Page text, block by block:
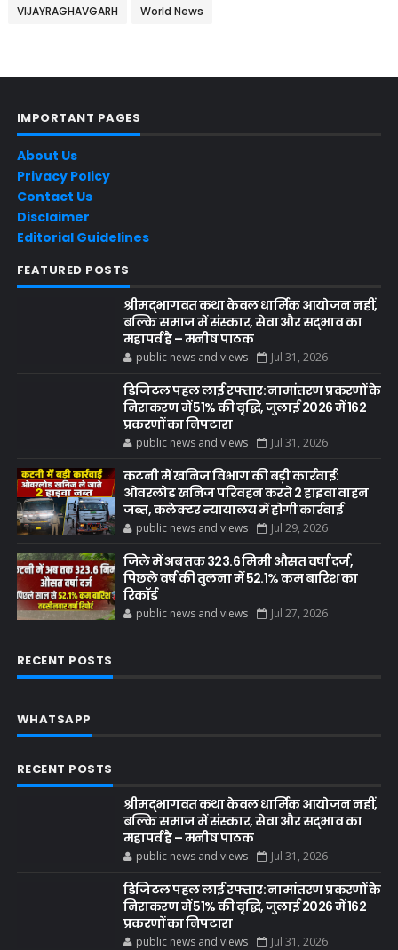
VIJAYRAGHAVGARH World News
IMPORTANT PAGES
About Us
Privacy Policy
Contact Us
Disclaimer
Editorial Guidelines
FEATURED POSTS
श्रीमद्भागवत कथा केवल धार्मिक आयोजन नहीं,
बल्कि समाज में संस्कार, सेवा और सद्भाव का
महापर्व है – मनीष पाठक
public news and views Jul 31, 2026
डिजिटल पहल लाई रफ्तार: नामांतरण प्रकरणों के
निराकरण में 51% की वृद्धि, जुलाई 2026 में 162
प्रकरणों का निपटारा
public news and views Jul 31, 2026
कटनी में खनिज विभाग की बड़ी कार्रवाई:
ओवरलोड खनिज परिवहन करते 2 हाइवा वाहन
जब्त, कलेक्टर न्यायालय में होगी कार्रवाई
public news and views Jul 29, 2026
जिले में अब तक 323.6 मिमी औसत वर्षा दर्ज,
पिछले वर्ष की तुलना में 52.1% कम बारिश का
रिकॉर्ड
public news and views Jul 27, 2026
RECENT POSTS
WHATSAPP
RECENT POSTS
श्रीमद्भागवत कथा केवल धार्मिक आयोजन नहीं,
बल्कि समाज में संस्कार, सेवा और सद्भाव का
महापर्व है – मनीष पाठक
public news and views Jul 31, 2026
डिजिटल पहल लाई रफ्तार: नामांतरण प्रकरणों के
निराकरण में 51% की वृद्धि, जुलाई 2026 में 162
प्रकरणों का निपटारा
public news and views Jul 31, 2026